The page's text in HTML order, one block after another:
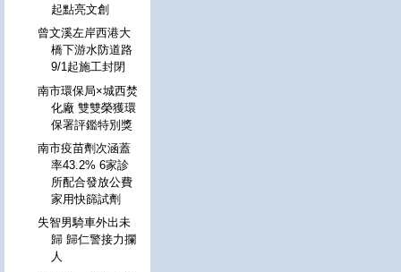
起點亮文創
曾文溪左岸西港大
橋下游水防道路
9/1起施工封閉
南市環保局×城西焚
化廠 雙雙榮獲環
保署評鑑特別獎
南市疫苗劑次涵蓋
率43.2% 6家診
所配合發放公費
家用快篩試劑
失智男騎車外出未
歸 歸仁警接力攔
人